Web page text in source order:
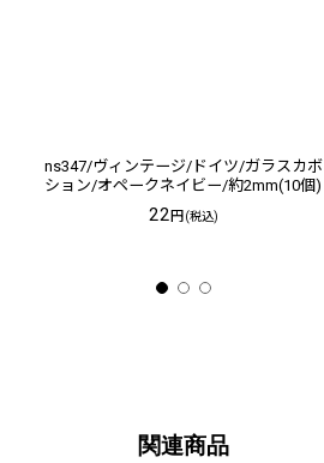
ns347/ヴィンテージ/ドイツ/ガラスカボ
ション/オペークネイビー/約2mm(10個)
22円(税込)
関連商品